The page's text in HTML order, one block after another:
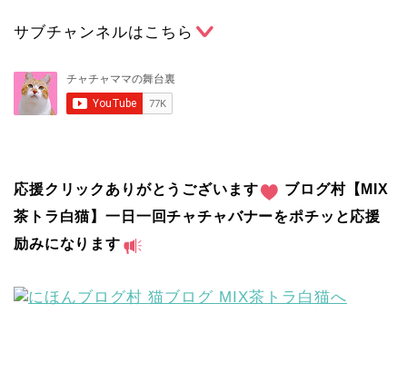
サブチャンネルはこちら
応援クリックありがとうございます
ブログ村【MIX
茶トラ白猫】一日一回チャチャバナーをポチッと応援
励みになります